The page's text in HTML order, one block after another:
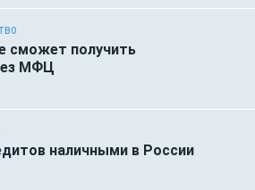
сможет получить
МФЦ
наличными в России